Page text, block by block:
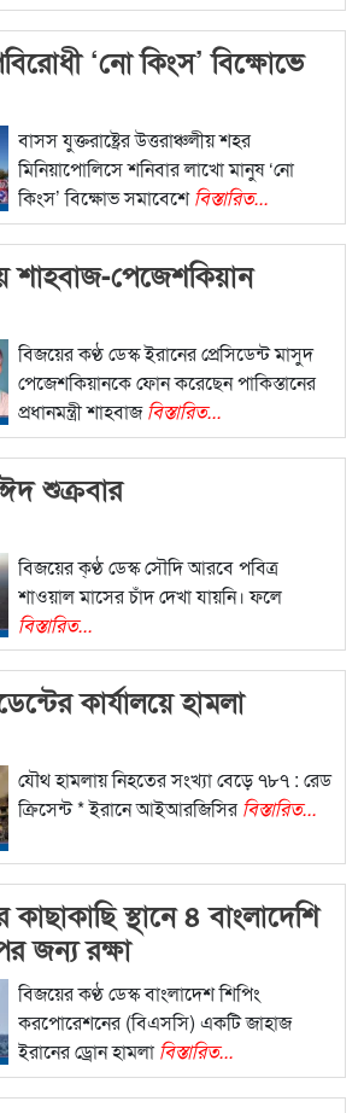
‘নো কিংস’ বিক্ষোভে
বাসস যুক্তরাষ্ট্রের উত্তরাঞ্চলীয় শহর
মিনিয়াপোলিসে শনিবার লাখো মানুষ ‘নো
কিংস’ বিক্ষোভ সমাবেশেবিস্তারিত...
শাহবাজ-পেজেশকিয়ান
বিজয়ের কণ্ঠ ডেস্ক ইরানের প্রেসিডেন্ট মাসুদ
পেজেশকিয়ানকে ফোন করেছেন পাকিস্তানের
প্রধানমন্ত্রী শাহবাজবিস্তারিত...
শুক্রবার
বিজয়ের ক্ণ্ঠ ডেস্ক সৌদি আরবে পবিত্র
শাওয়াল মাসের চাঁদ দেখা যায়নি। ফলে
বিস্তারিত...
কার্যালয়ে হামলা
যৌথ হামলায় নিহতের সংখ্যা বেড়ে ৭৮৭ : রেড
ক্রিসেন্ট * ইরানে আইআরজিসিরবিস্তারিত...
স্থানে ৪ বাংলাদেশি
জন্য রক্ষা
বিজয়ের কণ্ঠ ডেস্ক বাংলাদেশ শিপিং
করপোরেশনের (বিএসসি) একটি জাহাজ
ইরানের ড্রোন হামলা বিস্তারিত...